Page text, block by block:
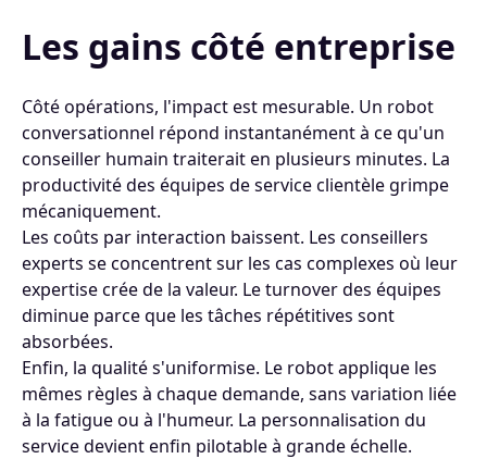
Les gains côté entreprise
Côté opérations, l'impact est mesurable. Un robot
conversationnel répond instantanément à ce qu'un
conseiller humain traiterait en plusieurs minutes. La
productivité des équipes de service clientèle grimpe
mécaniquement.
Les coûts par interaction baissent. Les conseillers
experts se concentrent sur les cas complexes où leur
expertise crée de la valeur. Le turnover des équipes
diminue parce que les tâches répétitives sont
absorbées.
Enfin, la qualité s'uniformise. Le robot applique les
mêmes règles à chaque demande, sans variation liée
à la fatigue ou à l'humeur. La personnalisation du
service devient enfin pilotable à grande échelle.